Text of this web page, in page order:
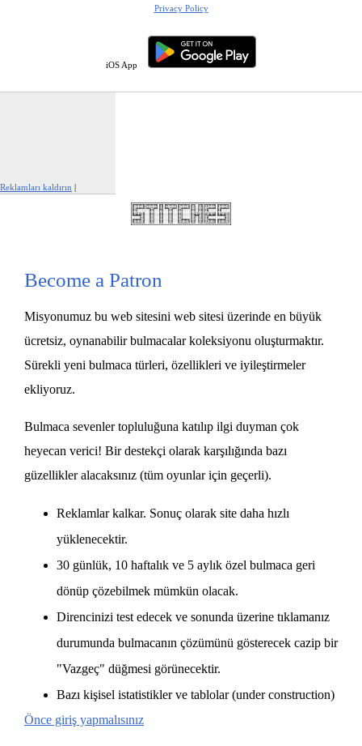
Privacy Policy
iOS App
Reklamları kaldırın |
Become a Patron
Misyonumuz bu web sitesini web sitesi üzerinde en büyük
ücretsiz, oynanabilir bulmacalar koleksiyonu oluşturmaktır.
Sürekli yeni bulmaca türleri, özellikleri ve iyileştirmeler
ekliyoruz.
Bulmaca sevenler topluluğuna katılıp ilgi duyman çok
heyecan verici! Bir destekçi olarak karşılığında bazı
güzellikler alacaksınız (tüm oyunlar için geçerli).
Reklamlar kalkar. Sonuç olarak site daha hızlı
yüklenecektir.
30 günlük, 10 haftalık ve 5 aylık özel bulmaca geri
dönüp çözebilmek mümkün olacak.
Direncinizi test edecek ve sonunda üzerine tıklamanız
durumunda bulmacanın çözümünü gösterecek cazip bir
"Vazgeç" düğmesi görünecektir.
Bazı kişisel istatistikler ve tablolar (under construction)
Önce giriş yapmalısınız